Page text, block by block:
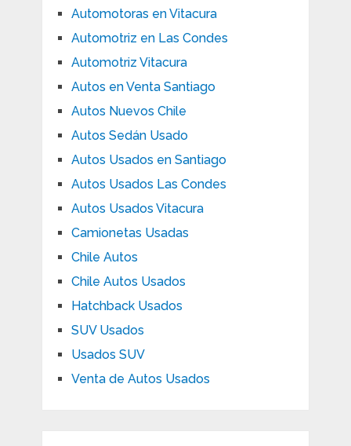
Automotoras en Vitacura
Automotriz en Las Condes
Automotriz Vitacura
Autos en Venta Santiago
Autos Nuevos Chile
Autos Sedán Usado
Autos Usados en Santiago
Autos Usados Las Condes
Autos Usados Vitacura
Camionetas Usadas
Chile Autos
Chile Autos Usados
Hatchback Usados
SUV Usados
Usados SUV
Venta de Autos Usados